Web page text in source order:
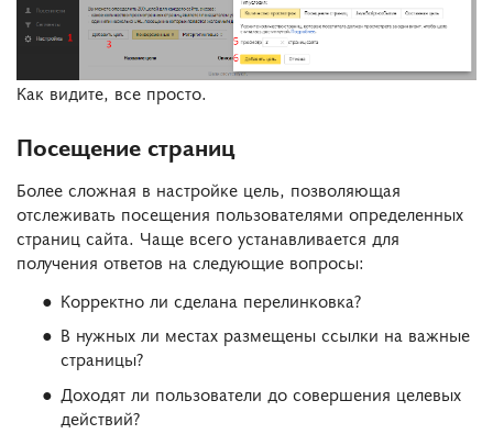
Как видите, все просто.
Посещение страниц
Более сложная в настройке цель, позволяющая
отслеживать посещения пользователями определенных
страниц сайта. Чаще всего устанавливается для
получения ответов на следующие вопросы:
Корректно ли сделана перелинковка?
В нужных ли местах размещены ссылки на важные
страницы?
Доходят ли пользователи до совершения целевых
действий?